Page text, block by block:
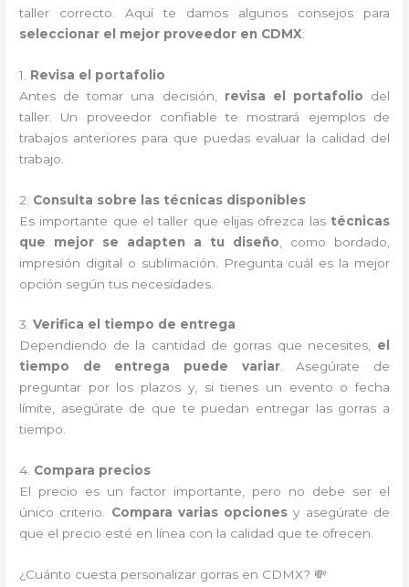
taller correcto. Aquí te damos algunos consejos para
seleccionar el mejor proveedor en CDMX:
1. Revisa el portafolio
Antes de tomar una decisión, revisa el portafolio del
taller. Un proveedor confiable te mostrará ejemplos de
trabajos anteriores para que puedas evaluar la calidad del
trabajo.
2. Consulta sobre las técnicas disponibles
Es importante que el taller que elijas ofrezca las técnicas
que mejor se adapten a tu diseño , como bordado,
impresión digital o sublimación. Pregunta cuál es la mejor
opción según tus necesidades.
3.Verifica el tiempo de entrega
Dependiendo de la cantidad de gorras que necesites, el
tiempo de entrega puede variar. Asegúrate de
preguntar por los plazos y, si tienes un evento o fecha
límite, asegúrate de que te puedan entregar las gorras a
tiempo.
4. Compara precios
El precio es un factor importante, pero no debe ser el
único criterio. Compara varias opciones y asegúrate de
que el precio esté en línea con la calidad que te ofrecen.
¿Cuánto cuesta personalizar gorras en CDMX? 💸